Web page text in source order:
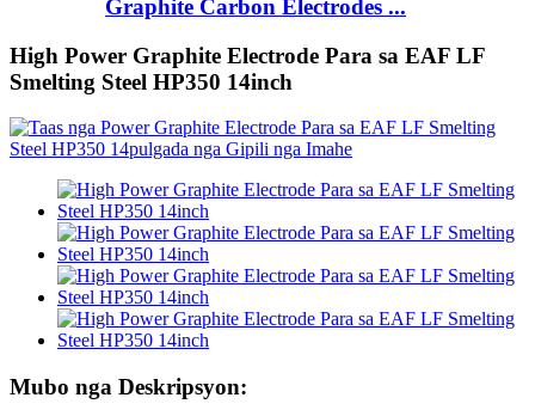
Graphite Carbon Electrodes ...
High Power Graphite Electrode Para sa EAF LF
Smelting Steel HP350 14inch
Mubo nga Deskripsyon: